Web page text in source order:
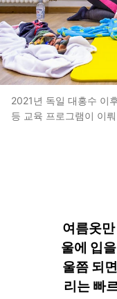
2021년 독일 대홍수 이
등 교육 프로그램이 이
여름옷
울에 입
울쯤 되
리는 빠